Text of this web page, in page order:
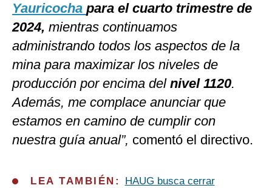
Yauricocha para el cuarto trimestre de
2024, mientras continuamos
administrando todos los aspectos de la
mina para maximizar los niveles de
producción por encima del nivel 1120.
Además, me complace anunciar que
estamos en camino de cumplir con
nuestra guía anual”, comentó el directivo.
LEA TAMBIÉN:
HAUG busca cerrar